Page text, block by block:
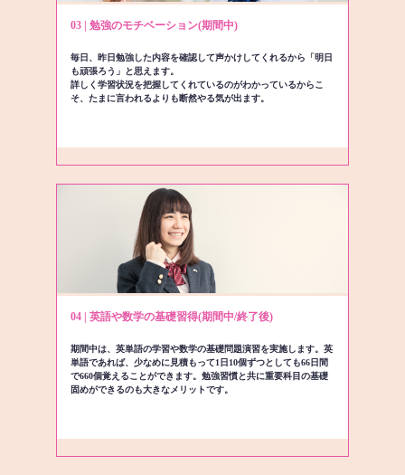
03 | 勉強のモチベーション(期間中)
毎日、昨日勉強した内容を確認して声かけしてくれるから「明日
も頑張ろう」と思えます。
詳しく学習状況を把握してくれているのがわかっているからこ
そ、たまに言われるよりも断然やる気が出ます。
04 | 英語や数学の基礎習得(期間中/終了後)
期間中は、英単語の学習や数学の基礎問題演習を実施します。英
単語であれば、少なめに見積もって1日10個ずつとしても66日間
で660個覚えることができます。勉強習慣と共に重要科目の基礎
固めができるのも大きなメリットです。